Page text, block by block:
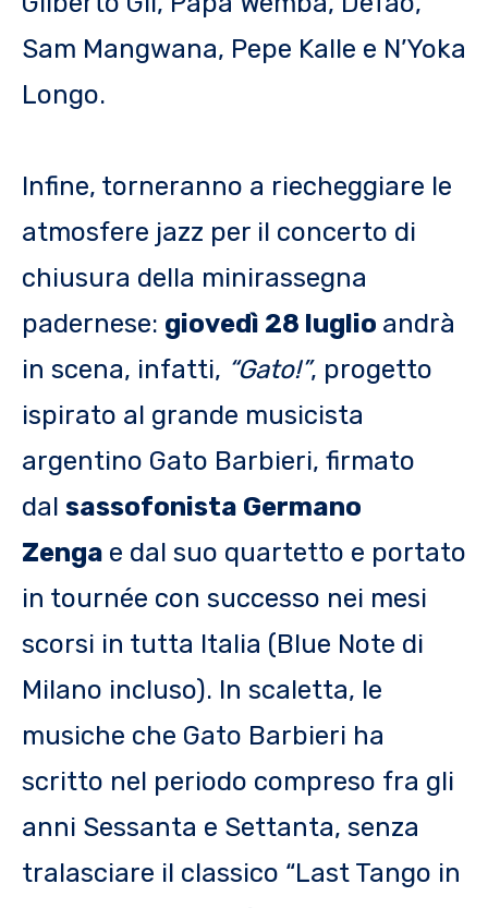
Sam Mangwana, Pepe Kalle e N’Yoka
Longo.
Infine, torneranno a riecheggiare le
atmosfere jazz per il concerto di
chiusura della minirassegna
padernese: giovedì 28 luglio andrà
in scena, infatti, “Gato!”, progetto
ispirato al grande musicista
argentino Gato Barbieri, firmato
dal sassofonista Germano
Zenga e dal suo quartetto e portato
in tournée con successo nei mesi
scorsi in tutta Italia (Blue Note di
Milano incluso). In scaletta, le
musiche che Gato Barbieri ha
scritto nel periodo compreso fra gli
anni Sessanta e Settanta, senza
tralasciare il classico “Last Tango in